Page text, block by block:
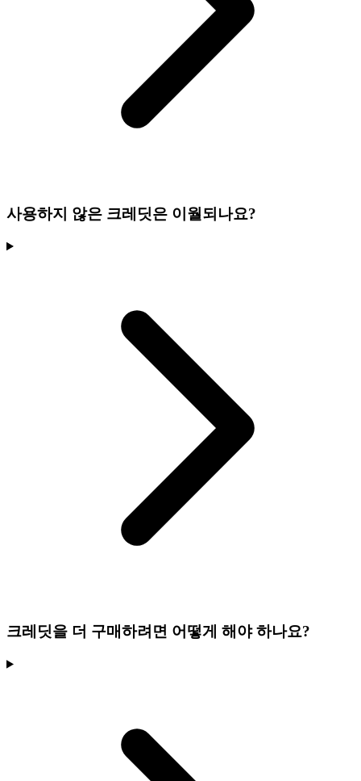
사용하지 않은 크레딧은 이월되나요?
크레딧을 더 구매하려면 어떻게 해야 하나요?